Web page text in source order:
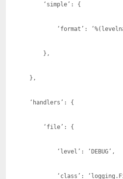
‘simple’: {
‘format’:
},
},
‘handlers’: {
‘file’: {
‘level’: ‘DEBUG’,
‘class’: